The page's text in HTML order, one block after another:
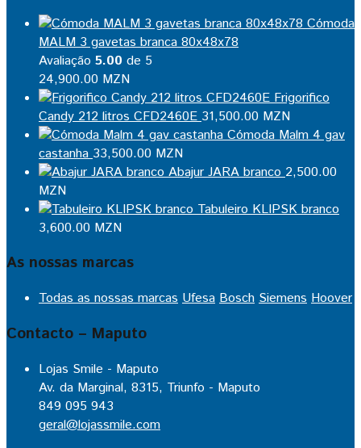
Cómoda
MALM 3 gavetas branca 80x48x78
Avaliação 5.00 de 5
24,900.00 MZN
Frigorifico
Candy 212 litros CFD2460E 31,500.00 MZN
Cómoda Malm 4 gav
castanha 33,500.00 MZN
Abajur JARA branco 2,500.00
MZN
Tabuleiro KLIPSK branco
3,600.00 MZN
As nossas marcas
Todas as nossas marcas Ufesa Bosch Siemens Hoover
Contacto – Maputo
Lojas Smile - Maputo
Av. da Marginal, 8315, Triunfo - Maputo
849 095 943
geral@lojassmile.com